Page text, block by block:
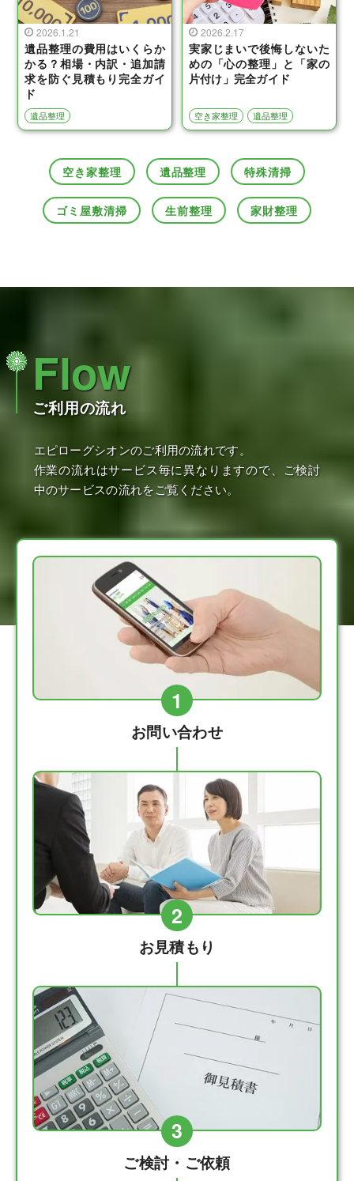
2026.1.21
遺品整理の費用はいくらか
かる？相場・内訳・追加請
求を防ぐ見積もり完全ガイ
ド
遺品整理
2026.2.17
実家じまいで後悔しないた
めの「心の整理」と「家の
片付け」完全ガイド
空き家整理 遺品整理
空き家整理 遺品整理 特殊清掃
ゴミ屋敷清掃 生前整理 家財整理
Flow
ご利用の流れ
エピローグシオンのご利用の流れです。
作業の流れはサービス毎に異なりますので、ご検討
中のサービスの流れをご覧ください。
1
お問い合わせ
2
お見積もり
3
ご検討・ご依頼